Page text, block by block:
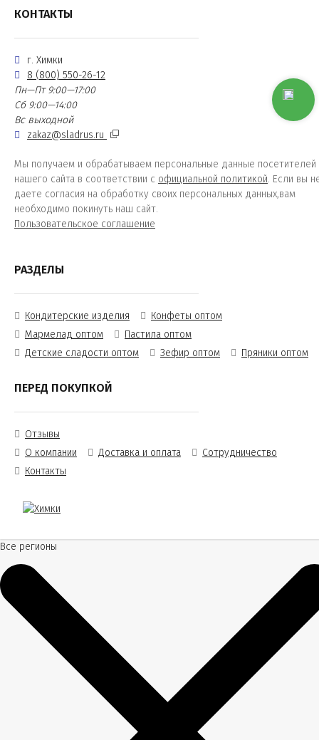
КОНТАКТЫ
г. Химки
8 (800) 550-26-12
Пн—Пт 9:00—17:00
Сб 9:00—14:00
Вс выходной
zakaz@sladrus.ru
Мы получаем и обрабатываем персональные данные посетителей
нашего сайта в соответствии с официальной политикой. Если вы
даете согласия на обработку своих персональных данных,вам
необходимо покинуть наш сайт.
Пользовательское соглашение
РАЗДЕЛЫ
Кондитерские изделия
Конфеты оптом
Мармелад оптом
Пастила оптом
Детские сладости оптом
Зефир оптом Пряники оптом
ПЕРЕД ПОКУПКОЙ
Отзывы
О компании
Доставка и оплата
Сотрудничество
Контакты
Все регионы